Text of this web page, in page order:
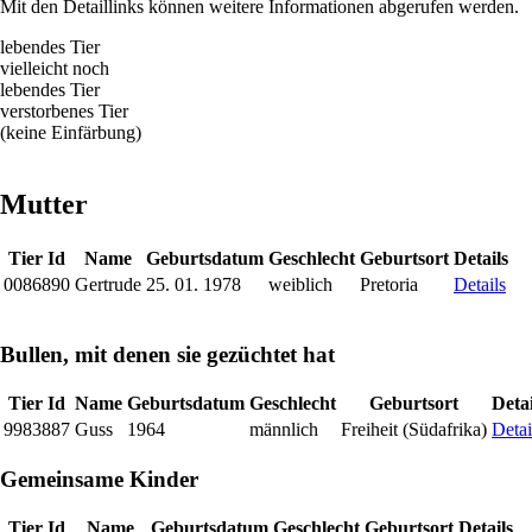
Mit den Detaillinks können weitere Informationen abgerufen werden.
lebendes Tier
vielleicht noch
lebendes Tier
verstorbenes Tier
(keine Einfärbung)
Mutter
Tier Id Name Geburtsdatum Geschlecht Geburtsort Details
0086890 Gertrude 25. 01. 1978 weiblich Pretoria Details
Bullen, mit denen sie gezüchtet hat
Tier Id Name Geburtsdatum Geschlecht Geburtsort
9983887 Guss 1964 männlich Freiheit (Südafrika)
Gemeinsame Kinder
Tier Id Name Geburtsdatum Geschlecht Geburtsort Details